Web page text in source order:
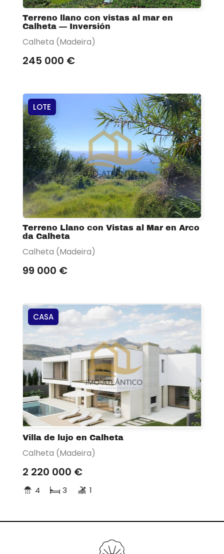
Terreno llano con vistas al mar en
Calheta — Inversión
Calheta (Madeira)
245 000 €
LOTE
Terreno Llano con Vistas al Mar en Arco
da Calheta
Calheta (Madeira)
99 000 €
CASA
Villa de lujo en Calheta
Calheta (Madeira)
2 220 000 €
4 3 1